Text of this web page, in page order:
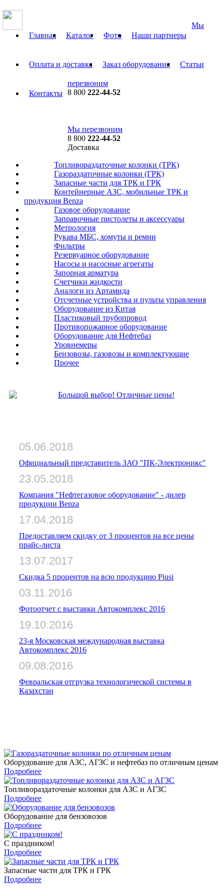
Главная Каталог Фото Наши партнеры
Оплата и доставка Заказ оборудования Статьи
Контакты
Мы
перезвоним
8 800 222-44-52
Мы перезвоним
8 800 222-44-52
Доставка
Предоставляем скидку до 3% на все
Топливораздаточные колонки (ТРК)
Газораздаточные колонки (ГРК)
Запасные части для ТРК и ГРК
Контейнерные АЗС, мобильные ТРК и
продукция Benza
Газовое оборудование
Заправочные пистолеты и аксессуары
Метрология
Рукава МБС, хомуты и ремни
Фильтры
Резервуарное оборудование
Насосы и насосные агрегаты
Запорная арматура
Счетчики жидкости
Аналоги из Артамида
Отсчетные устройства и пульты управления
Оборудование из Китая
Пластиковый трубопровод
Противопожарное оборудование
Оборудование для Нефтебаз
Уровнемеры
Бензовозы, газовозы и комплектующие
Прочее
05.06.2018
Официальный представитель ЗАО "ПК-Электроникс"
23.05.2018
Компания "Нефтегазовое оборудование" - дилер
продукции Benza
17.04.2018
Предоставляем скидку от 3 процентов на все цены
прайс-листа
13.07.2017
Скидка 5 процентов на всю продукцию Piusi
03.11.2016
Фотоотчет с выставки Автокомплекс 2016
19.10.2016
23-я Московская международная выставка
Автокомплекс 2016
09.08.2016
Февральская отгрузка технологической системы в
Казахстан
Оборудование для АЗС, АГЗС и нефтебаз по отличным ценам
Подробнее
Топливораздаточные колонки для АЗС и АГЗС
Подробнее
Оборудование для бензовозов
Подробнее
С праздником!
Подробнее
Запасные части для ТРК и ГРК
Подробнее